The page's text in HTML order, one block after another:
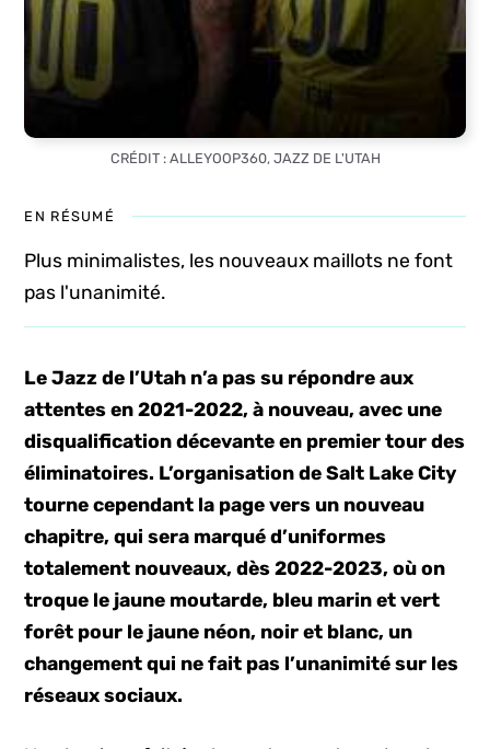
CRÉDIT : ALLEYOOP360, JAZZ DE L'UTAH
EN RÉSUMÉ
Plus minimalistes, les nouveaux maillots ne font
pas l'unanimité.
Le Jazz de l’Utah n’a pas su répondre aux
attentes en 2021-2022, à nouveau, avec une
disqualification décevante en premier tour des
éliminatoires. L’organisation de Salt Lake City
tourne cependant la page vers un nouveau
chapitre, qui sera marqué d’uniformes
totalement nouveaux, dès 2022-2023, où on
troque le jaune moutarde, bleu marin et vert
forêt pour le jaune néon, noir et blanc, un
changement qui ne fait pas l’unanimité sur les
réseaux sociaux.